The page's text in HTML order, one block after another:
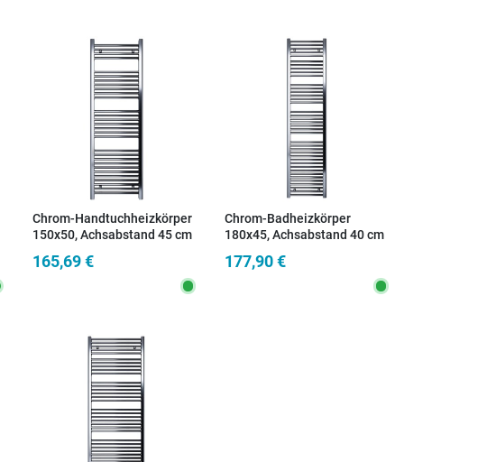
Chrom-Handtuchheizkörper
150x50, Achsabstand 45 cm
165,69 €
Chrom-Badheizkörper
180x45, Achsabstand 40 cm
177,90 €